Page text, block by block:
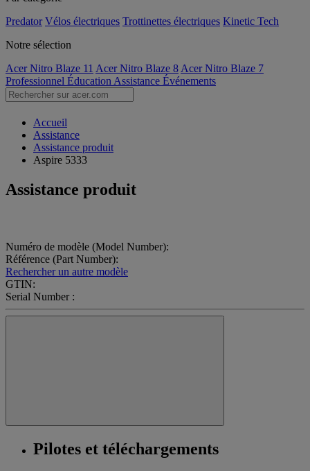
Predator Vélos électriques Trottinettes électriques Kinetic Tech
Notre sélection
Acer Nitro Blaze 11 Acer Nitro Blaze 8 Acer Nitro Blaze 7
Professionnel Éducation Assistance Événements
Accueil
Assistance
Assistance produit
Aspire 5333
Assistance produit
Numéro de modèle (Model Number):
Référence (Part Number):
Rechercher un autre modèle
GTIN:
Serial Number :
Pilotes et téléchargements